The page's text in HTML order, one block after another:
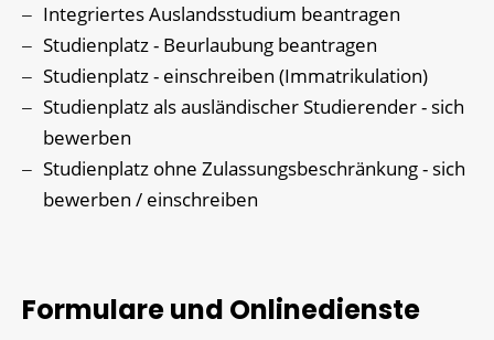
Integriertes Auslandsstudium beantragen
Studienplatz - Beurlaubung beantragen
Studienplatz - einschreiben (Immatrikulation)
Studienplatz als ausländischer Studierender - sich
bewerben
Studienplatz ohne Zulassungsbeschränkung - sich
bewerben / einschreiben
Formulare und Onlinedienste